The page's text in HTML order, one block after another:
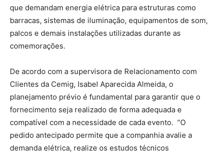
que demandam energia elétrica para estruturas como
barracas, sistemas de iluminação, equipamentos de som,
palcos e demais instalações utilizadas durante as
comemorações.
De acordo com a supervisora de Relacionamento com
Clientes da Cemig, Isabel Aparecida Almeida, o
planejamento prévio é fundamental para garantir que o
fornecimento seja realizado de forma adequada e
compatível com a necessidade de cada evento. “O
pedido antecipado permite que a companhia avalie a
demanda elétrica, realize os estudos técnicos